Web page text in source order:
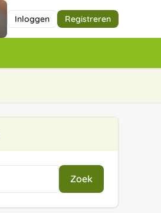
Inloggen Registreren
Zoek